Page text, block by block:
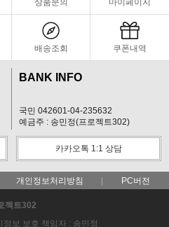
상품문의 마이페이지
배송조회 쿠폰내역
BANK INFO
국민 042601-04-235632
예금주 : 송민정(프로젝트302)
카카오톡 1:1 상담
개인정보처리방침 PC버전
젝트302
정보 보호 책임자 : 송민정